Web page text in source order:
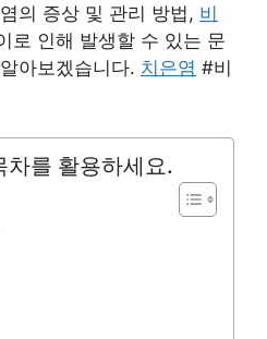
의 증상 및 관리 방법, 비
로 인해 발생할 수 있는 문
아보겠습니다. 치은염 #비
차를 활용하세요.